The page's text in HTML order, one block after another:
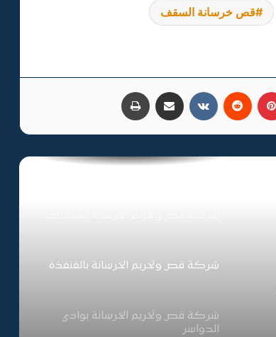
قص خرسانة السقف
بينتيريست مشاركة عبر البريد
شركة قص وتخريم الخرسانة بعرعر
تخريم خرسانة جدة
شركة قص وتخريم الخرسانة بالقصيم
شركة قص وتخريم الخرسانة بالقنفذة
شركة قص وتخريم الخرسانة بوادي
الدواسر